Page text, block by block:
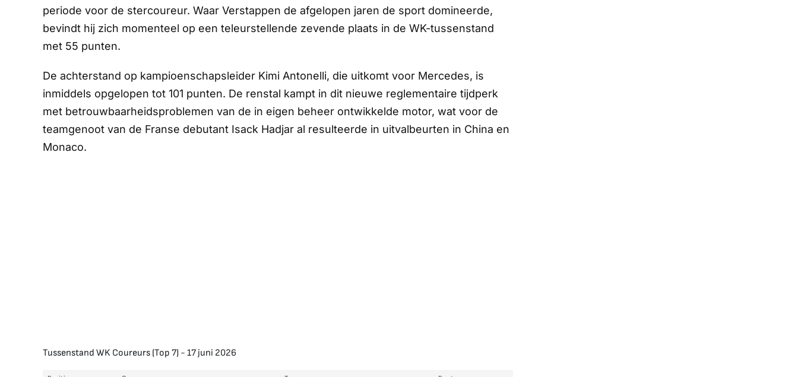
periode voor de stercoureur. Waar Verstappen de afgelopen jaren de sport domineerde,
bevindt hij zich momenteel op een teleurstellende zevende plaats in de WK-tussenstand
met 55 punten.
De achterstand op kampioenschapsleider Kimi Antonelli, die uitkomt voor Mercedes, is
inmiddels opgelopen tot 101 punten. De renstal kampt in dit nieuwe reglementaire tijdperk
met betrouwbaarheidsproblemen van de in eigen beheer ontwikkelde motor, wat voor de
teamgenoot van de Franse debutant Isack Hadjar al resulteerde in uitvalbeurten in China en
Monaco.
Tussenstand WK Coureurs (Top 7) - 17 juni 2026